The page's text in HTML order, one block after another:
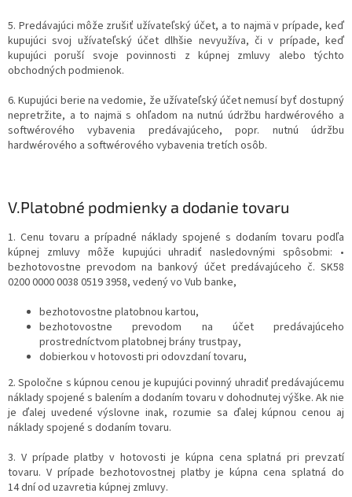
5. Predávajúci môže zrušiť užívateľský účet, a to najmä v prípade, keď
kupujúci svoj užívateľský účet dlhšie nevyužíva, či v prípade, keď
kupujúci poruší svoje povinnosti z kúpnej zmluvy alebo týchto
obchodných podmienok.
6. Kupujúci berie na vedomie, že užívateľský účet nemusí byť dostupný
nepretržite, a to najmä s ohľadom na nutnú údržbu hardwérového a
softwérového vybavenia predávajúceho, popr. nutnú údržbu
hardwérového a softwérového vybavenia tretích osôb.
V.Platobné podmienky a dodanie tovaru
1. Cenu tovaru a prípadné náklady spojené s dodaním tovaru podľa
kúpnej zmluvy môže kupujúci uhradiť nasledovnými spôsobmi: •
bezhotovostne prevodom na bankový účet predávajúceho č. SK58
0200 0000 0038 0519 3958, vedený vo Vub banke,
bezhotovostne platobnou kartou,
bezhotovostne prevodom na účet predávajúceho
prostredníctvom platobnej brány trustpay,
dobierkou v hotovosti pri odovzdaní tovaru,
2. Spoločne s kúpnou cenou je kupujúci povinný uhradiť predávajúcemu
náklady spojené s balením a dodaním tovaru v dohodnutej výške. Ak nie
je ďalej uvedené výslovne inak, rozumie sa ďalej kúpnou cenou aj
náklady spojené s dodaním tovaru.
3. V prípade platby v hotovosti je kúpna cena splatná pri prevzatí
tovaru. V prípade bezhotovostnej platby je kúpna cena splatná do
14 dní od uzavretia kúpnej zmluvy.